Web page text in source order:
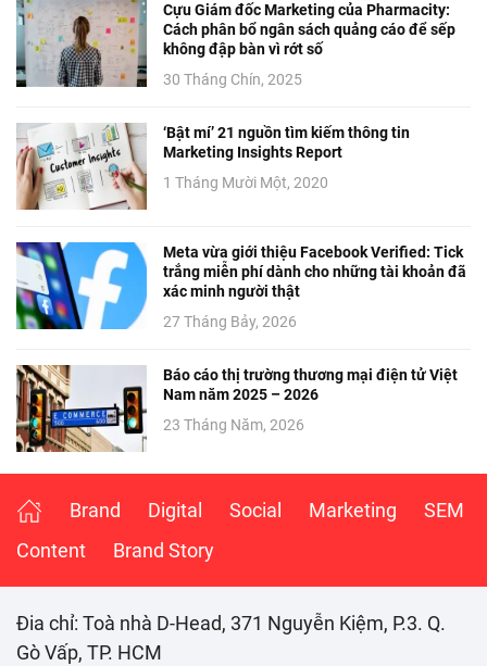
Cựu Giám đốc Marketing của Pharmacity:
Cách phân bổ ngân sách quảng cáo để sếp
không đập bàn vì rớt số
30 Tháng Chín, 2025
‘Bật mí’ 21 nguồn tìm kiếm thông tin
Marketing Insights Report
1 Tháng Mười Một, 2020
Meta vừa giới thiệu Facebook Verified: Tick
trắng miễn phí dành cho những tài khoản đã
xác minh người thật
27 Tháng Bảy, 2026
Báo cáo thị trường thương mại điện tử Việt
Nam năm 2025 – 2026
23 Tháng Năm, 2026
Brand Digital Social Marketing
SEM
Content
Brand Story
Đia chỉ: Toà nhà D-Head, 371 Nguyễn Kiệm, P.3. Q.
Gò Vấp, TP. HCM